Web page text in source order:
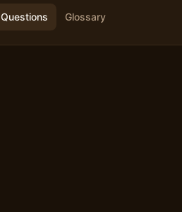
Questions Glossary